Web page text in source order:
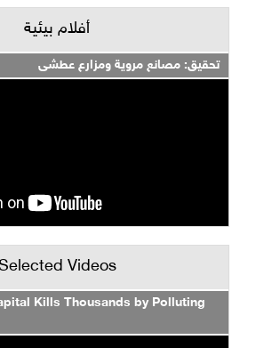
أفلام بيئية
تحقيق: مصانع مروية ومزارع عطشى
Videos
Kills Thousands by Polluting